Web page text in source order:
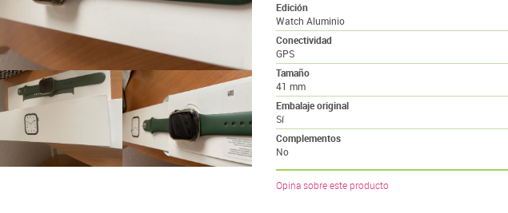
Edición
Watch Aluminio
Conectividad
GPS
Tamaño
41 mm
Embalaje original
Sí
Complementos
No
Opina sobre este producto